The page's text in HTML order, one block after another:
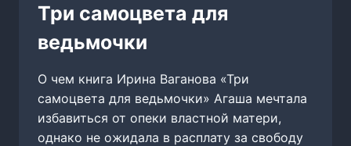
Три самоцвета для
ведьмочки
О чем книга Ирина Ваганова «Три
самоцвета для ведьмочки» Агаша мечтала
избавиться от опеки властной матери,
однако не ожидала в расплату за свободу